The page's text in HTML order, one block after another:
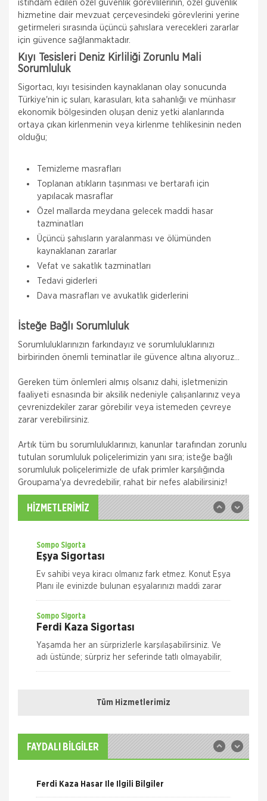
istihdam edilen özel güvenlik görevlilerinin, özel güvenlik
hizmetine dair mevzuat çerçevesindeki görevlerini yerine
getirmeleri sırasında üçüncü şahıslara verecekleri zararlar
için güvence sağlanmaktadır.
Kıyı Tesisleri Deniz Kirliliği Zorunlu Mali
Sorumluluk
Sigortacı, kıyı tesisinden kaynaklanan olay sonucunda
Türkiye'nin iç suları, karasuları, kıta sahanlığı ve münhasır
ekonomik bölgesinden oluşan deniz yetki alanlarında
ortaya çıkan kirlenmenin veya kirlenme tehlikesinin neden
olduğu;
Temizleme masrafları
Toplanan atıkların taşınması ve bertarafı için
yapılacak masraflar
Özel mallarda meydana gelecek maddi hasar
tazminatları
Üçüncü şahısların yaralanması ve ölümünden
kaynaklanan zararlar
Vefat ve sakatlık tazminatları
Tedavi giderleri
Dava masrafları ve avukatlık giderlerini
İsteğe Bağlı Sorumluluk
Sorumluluklarınızın farkındayız ve sorumluluklarınızı
birbirinden önemli teminatlar ile güvence altına alıyoruz...
Gereken tüm önlemleri almış olsanız dahi, işletmenizin
faaliyeti esnasında bir aksilik nedeniyle çalışanlarınız veya
çevrenizdekiler zarar görebilir veya istemeden çevreye
zarar verebilirsiniz.
Artık tüm bu sorumluluklarınızı, kanunlar tarafından zorunlu
tutulan sorumluluk poliçelerimizin yanı sıra; isteğe bağlı
sorumluluk poliçelerimizle de ufak primler karşılığında
Groupama'ya devredebilir, rahat bir nefes alabilirsiniz!
HİZMETLERİMİZ
Quick Sigorta
Zorunlu Deprem Sigortası
olacağı maddi zararlar ile deprem sonucu meydana
gelecek yangın, patlama, tsunami ve yer kayması
hasarlarını teminat altına almak istiyorsanız Das
Sompo Sigorta
İş Yeri Sigortası
İş Yeriniz Sompo Japan ile Güvence Altında! İş Yeri
Sompo Sigorta
Eşya Sigortası
Ev sahibi veya kiracı olmanız fark etmez. Konut Eşya
Planı ile evinizde bulunan eşyalarınızı maddi zarar
ve risklere karşı size en uygun plan alternatifini
Sompo Sigorta
Ferdi Kaza Sigortası
Yaşamda her an sürprizlerle karşılaşabilirsiniz. Ve
adı üstünde; sürpriz her seferinde tatlı olmayabilir,
risk taşıyabilir. Yolda yürürken, evde ya da iş yeriniz
Ferdi Kaza Sigortası
akışı içinde uğrayabileceğiniz pek çok kaza
nedeniyle sizin ve aileniz
Sompo Sigorta
Bireysel Genişletilmiş Kasko Otomobiliniz,
yaşamınızın artık vazgeçilmezlerinden biri.
Tüm Hizmetlerimiz
FAYDALI BİLGİLER
ONLİNE Dask Prim Hesaplama
Trafik Hasarı için Gerekli Bilgiler
Yangın Hasarı ile ilgili Bilgiler
Ferdi Kaza Hasar İle İlgili Bilgiler